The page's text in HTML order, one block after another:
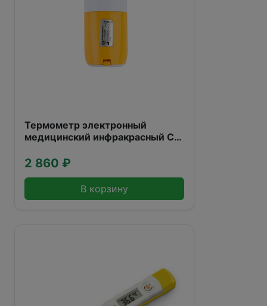
Термометр электронный
медицинский инфракрасный CS
2 860 ₽
В корзину